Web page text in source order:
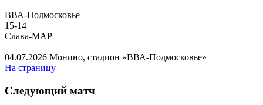
ВВА-Подмосковье
15-14
Слава-МАР
04.07.2026 Монино, стадион «ВВА-Подмосковье»
На страницу
Следующий матч